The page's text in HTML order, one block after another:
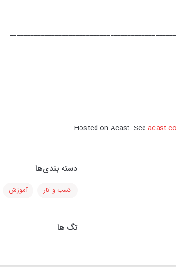
Hosted on Acast. See
دسته بندی‌ها
کسب و کار آموزش
تگ ها